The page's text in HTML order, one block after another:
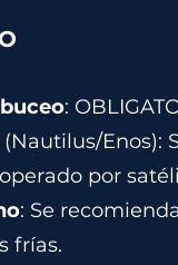
:
(Nautilus/Enos):
por
: Se
frías.